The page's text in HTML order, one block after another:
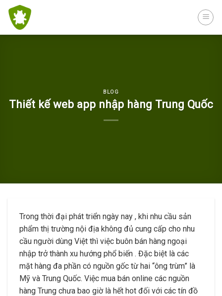
Skip
content
BLOG
Thiết kế web app nhập hàng Trung Quốc
Trong thời đại phát triển ngày nay , khi nhu cầu sản
phẩm thị trường nội địa không đủ cung cấp cho nhu
cầu người dùng Việt thì việc buôn bán hàng ngoại
nhập trở thành xu hướng phổ biến . Đặc biệt là các
mặt hàng đa phần có nguồn gốc từ hai “ông trùm” là
Mỹ và Trung Quốc. Việc mua bán online các nguồn
hàng Trung chưa bao giờ là hết hot đối với các tín đồ